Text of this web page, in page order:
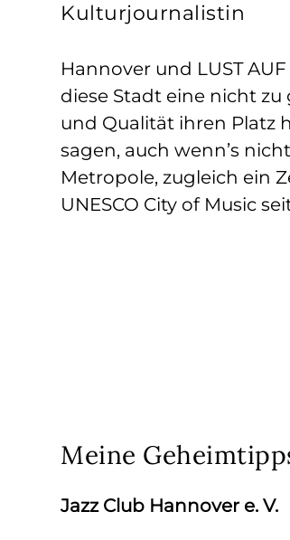
Kulturjournalistin
Hannover und LUST
diese Stadt eine nicht
und Qualität ihren Platz
sagen, auch wenn’s
Metropole, zugleich ein
UNESCO City of Music
Meine
Jazz Club Hannover e. V.